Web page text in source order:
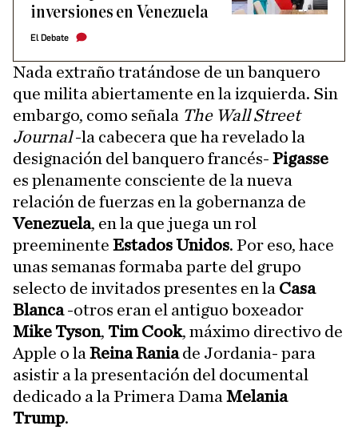
inversiones en Venezuela
El Debate
Nada extraño tratándose de un banquero
que milita abiertamente en la izquierda. Sin
embargo, como señala The Wall Street
Journal-la cabecera que ha revelado la
designación del banquero francés- Pigasse
es plenamente consciente de la nueva
relación de fuerzas en la gobernanza de
Venezuela, en la que juega un rol
preeminente Estados Unidos. Por eso, hace
unas semanas formaba parte del grupo
selecto de invitados presentes en la Casa
Blanca-otros eran el antiguo boxeador
Mike Tyson, Tim Cook, máximo directivo de
Apple o la Reina Raniade Jordania- para
asistir a la presentación del documental
dedicado a la Primera Dama Melania
Trump.